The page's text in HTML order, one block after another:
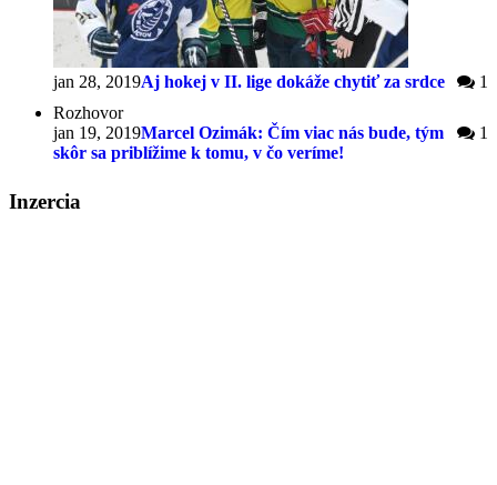
jan 28, 2019 1
Aj hokej v II. lige dokáže chytiť za srdce
Rozhovor
jan 19, 2019
1
Marcel Ozimák: Čím viac nás bude, tým
skôr sa priblížime k tomu, v čo veríme!
Inzercia